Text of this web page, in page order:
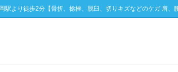
駅より徒歩2分【骨折、捻挫、脱臼、切りキズなどのケガ 肩